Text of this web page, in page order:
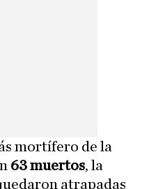
mortífero de la
63 muertos, la
atrapadas